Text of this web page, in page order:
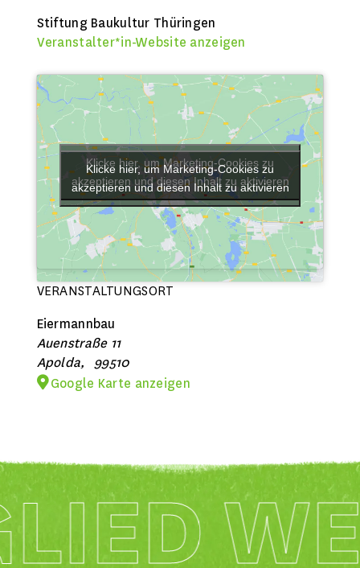
Stiftung Baukultur Thüringen
Veranstalter*in-Website anzeigen
VERANSTALTUNGSORT
Eiermannbau
Auenstraße 11
Apolda,
99510
Google Karte anzeigen
Klicke hier, um Marketing-Cookies zu
akzeptieren und diesen Inhalt zu aktivieren
Klicke hier, um Marketing-Cookies zu
akzeptieren und diesen Inhalt zu aktivieren